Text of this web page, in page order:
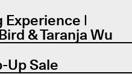
Experience |
& Taranja Wu
Up Sale